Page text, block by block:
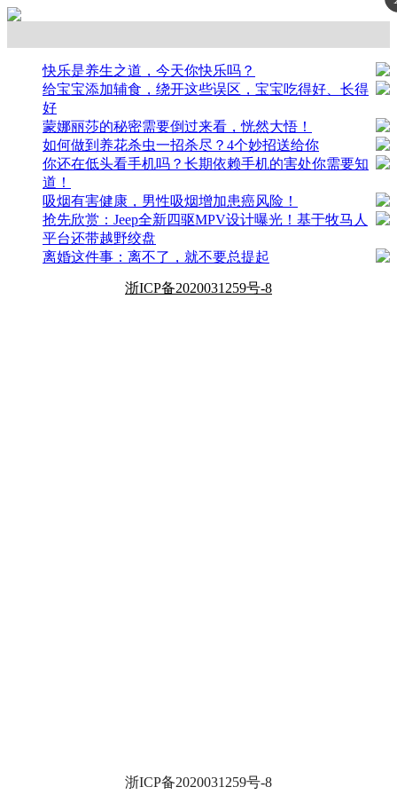
快乐是养生之道，今天你快乐吗？
给宝宝添加辅食，绕开这些误区，宝宝吃得好、长得
好
蒙娜丽莎的秘密需要倒过来看，恍然大悟！
如何做到养花杀虫一招杀尽？4个妙招送给你
你还在低头看手机吗？长期依赖手机的害处你需要知
道！
吸烟有害健康，男性吸烟增加患癌风险！
抢先欣赏：Jeep全新四驱MPV设计曝光！基于牧马人
平台还带越野绞盘
离婚这件事：离不了，就不要总提起
浙ICP备2020031259号-8
浙ICP备2020031259号-8